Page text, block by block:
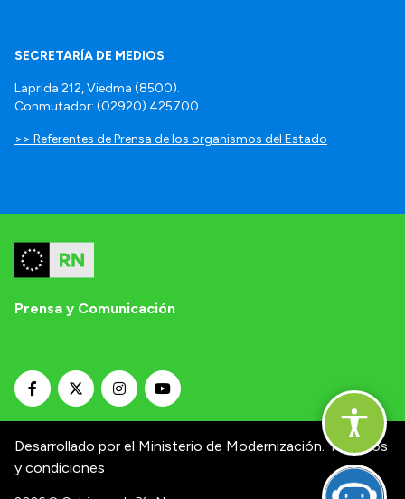
SECRETARÍA DE MEDIOS
Laprida 212, Viedma (8500).
Conmutador: (02920) 425700
>> Referentes de Prensa de los organismos del Estado
Prensa y Comunicación
Desarrollado por el Ministerio de Modernización. Términos
y condiciones